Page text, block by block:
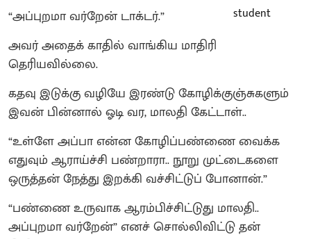
“அப்புறமா வர்றேன் டாக்டர்.”
அவர் அதைக் காதில் வாங்கிய மாதிரி
தெரியவில்லை.
கதவு இடுக்கு வழியே இரண்டு கோழிக்குஞ்சுகளும்
இவன் பின்னால் ஓடி வர, மாலதி கேட்டாள்..
“உள்ளே அப்பா என்ன கோழிப்பண்ணை வைக்க
எதுவும் ஆராய்ச்சி பண்றாரா.. நூறு முட்டைகளை
ஒருத்தன் நேத்து இறக்கி வச்சிட்டுப் போனான்.”
“பண்ணை உருவாக ஆரம்பிச்சிட்டுது மாலதி..
அப்புறமா வர்றேன்” எனச் சொல்லிவிட்டு தன்